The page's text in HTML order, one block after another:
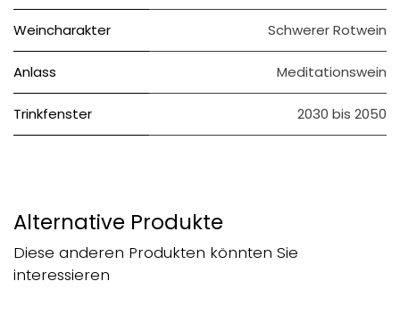
Weincharakter Schwerer Rotwein
Anlass Meditationswein
Trinkfenster 2030 bis 2050
Alternative Produkte
Diese anderen Produkten könnten Sie
interessieren